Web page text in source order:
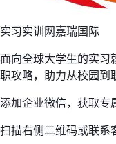
实习实训网嘉瑞国际
面向全球大学生的实习
职攻略，助力从校园到
添加企业微信，获取专
扫描右侧二维码或联系